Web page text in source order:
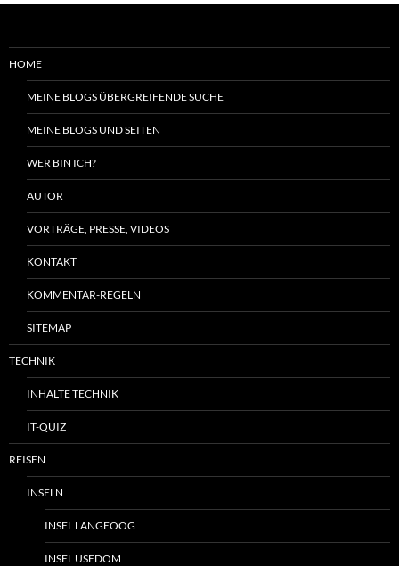
HOME
MEINE BLOGS ÜBERGREIFENDE SUCHE
MEINE BLOGS UND SEITEN
WER BIN ICH?
AUTOR
VORTRÄGE, PRESSE, VIDEOS
KONTAKT
KOMMENTAR-REGELN
SITEMAP
TECHNIK
INHALTE TECHNIK
IT-QUIZ
REISEN
INSELN
INSEL LANGEOOG
INSEL USEDOM